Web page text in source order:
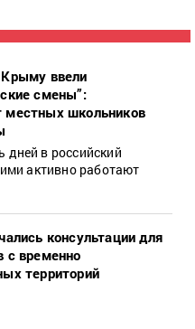
ввели
смены”:
местных школьников
дней в российский
активно работают
консультации для
с временно
территорий